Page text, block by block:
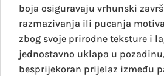
boja osiguravaju vrhunski
razmazivanja ili pucanja
zbog svoje prirodne teksture i
jednostavno uklapa u
besprijekoran prijelaz između